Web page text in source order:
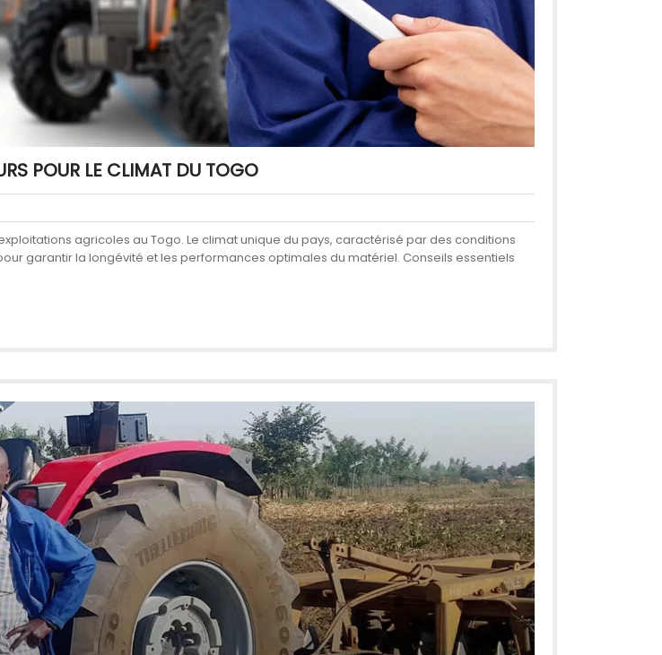
POUR LE CLIMAT DU TOGO
agricoles au Togo. Le climat unique du pays, caractérisé par des conditions
garantir la longévité et les performances optimales du matériel. Conseils essentiels